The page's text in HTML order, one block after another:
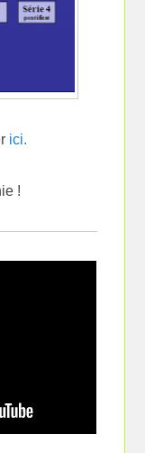
ici.
!